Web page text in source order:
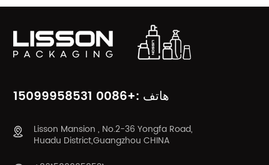
هاتف :+0086 15099958531
Lisson Mansion , No.2-36 Yongfa Road,
Huadu District,Guangzhou CHINA